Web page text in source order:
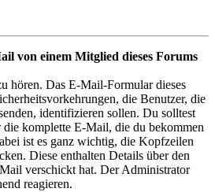
von einem Mitglied dieses Forums
hören. Das E-Mail-Formular dieses
die Benutzer, die
identifizieren sollen. Du solltest
komplette E-Mail, die du bekommen
ist es ganz wichtig, die Kopfzeilen
Diese enthalten Details über den
verschickt hat. Der Administrator
reagieren.